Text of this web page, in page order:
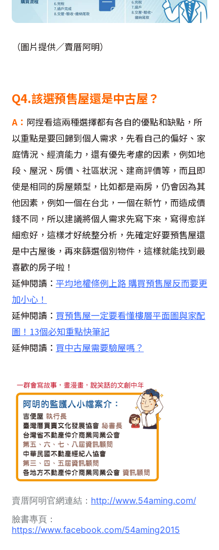
（圖片提供／賣厝阿明）
Q4.該選預售屋還是中古屋？
A： 阿捏看這兩種選擇都有各自的優點和缺點，所
以重點是要回歸到個人需求，先看自己的偏好、家
庭情況、經濟能力，還有優先考慮的因素，例如地
段、屋況、房價、社區狀況、建商評價等，而且即
使是相同的房屋類型，比如都是兩房，仍會因為其
他因素，例如一個在台北，一個在新竹，而造成價
錢不同，所以建議將個人需求先寫下來，寫得愈詳
細愈好，這樣才好統整分析，先確定好要預售屋還
是中古屋後，再來篩選個別物件，這樣就能找到最
喜歡的房子啦！
延伸閱讀： 平均地權條例上路 購買預售屋反而要更
加小心！
延伸閱讀： 買預售屋一定要看懂樓層平面圖與家配
圖！13個必知重點快筆記
延伸閱讀： 買中古屋需要驗屋嗎？
賣厝阿明官網連結： http://www.54aming.com/
臉書專頁：
https://www.facebook.com/54aming2015